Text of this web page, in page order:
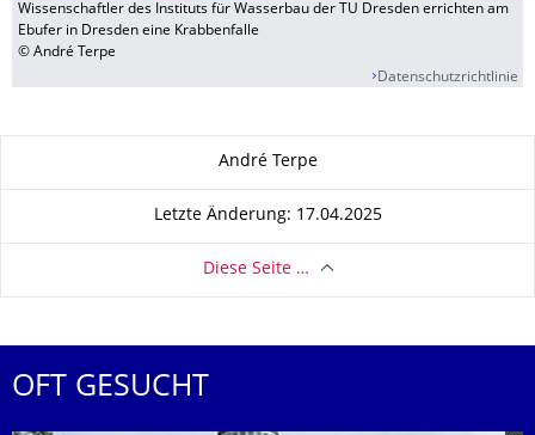
Wissenschaftler des Instituts für Wasserbau der TU Dresden errichten am
Ebufer in Dresden eine Krabbenfalle
© André Terpe
Datenschutzrichtlinie
André Terpe
Letzte Änderung: 17.04.2025
Diese Seite …
OFT GESUCHT